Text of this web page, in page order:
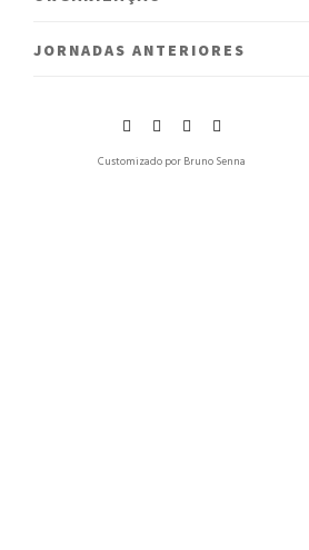
JORNADAS ANTERIORES
Customizado por Bruno Senna